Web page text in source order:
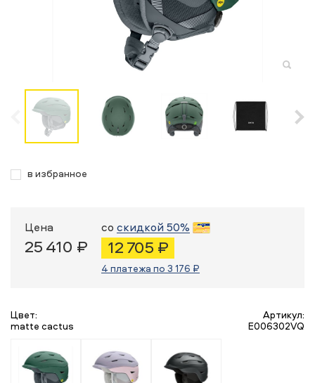
в избранное
Цена
25 410 ₽
со скидкой 50%
12 705 ₽
4 платежа по 3 176 ₽
Цвет:
matte cactus
Артикул:
E006302VQ